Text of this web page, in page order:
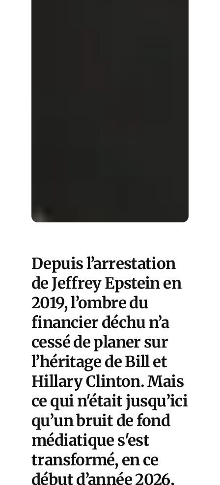
Depuis l’arrestation
de Jeffrey Epstein en
2019, l’ombre du
financier déchu n’a
cessé de planer sur
l’héritage de Bill et
Hillary Clinton. Mais
ce qui n'était jusqu’ici
qu’un bruit de fond
médiatique s'est
transformé, en ce
début d’année 2026,